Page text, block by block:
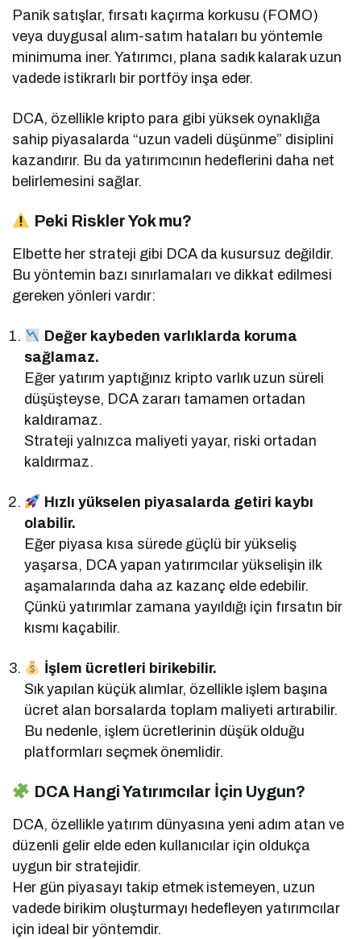
Panik satışlar, fırsatı kaçırma korkusu (FOMO)
veya duygusal alım-satım hataları bu yöntemle
minimuma iner. Yatırımcı, plana sadık kalarak uzun
vadede istikrarlı bir portföy inşa eder.
DCA, özellikle kripto para gibi yüksek oynaklığa
sahip piyasalarda “uzun vadeli düşünme” disiplini
kazandırır. Bu da yatırımcının hedeflerini daha net
belirlemesini sağlar.
Peki Riskler Yok mu?
Elbette her strateji gibi DCA da kusursuz değildir.
Bu yöntemin bazı sınırlamaları ve dikkat edilmesi
gereken yönleri vardır:
Değer kaybeden varlıklarda koruma
sağlamaz.
Eğer yatırım yaptığınız kripto varlık uzun süreli
düşüşteyse, DCA zararı tamamen ortadan
kaldıramaz.
Strateji yalnızca maliyeti yayar, riski ortadan
kaldırmaz.
Hızlı yükselen piyasalarda getiri kaybı
olabilir.
Eğer piyasa kısa sürede güçlü bir yükseliş
yaşarsa, DCA yapan yatırımcılar yükselişin ilk
aşamalarında daha az kazanç elde edebilir.
Çünkü yatırımlar zamana yayıldığı için fırsatın bir
kısmı kaçabilir.
İşlem ücretleri birikebilir.
Sık yapılan küçük alımlar, özellikle işlem başına
ücret alan borsalarda toplam maliyeti artırabilir.
Bu nedenle, işlem ücretlerinin düşük olduğu
platformları seçmek önemlidir.
DCA Hangi Yatırımcılar İçin Uygun?
DCA, özellikle yatırım dünyasına yeni adım atan ve
düzenli gelir elde eden kullanıcılar için oldukça
uygun bir stratejidir.
Her gün piyasayı takip etmek istemeyen, uzun
vadede birikim oluşturmayı hedefleyen yatırımcılar
için ideal bir yöntemdir.